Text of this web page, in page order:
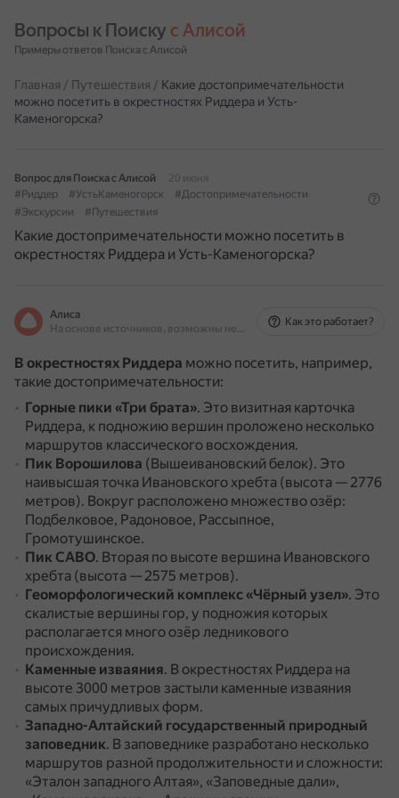
Вопросы к Поиску с Алисой
Примеры ответов Поиска с Алисой
Главная / Путешествия / Какие достопримечательности
можно посетить в окрестностях Риддера и Усть-
Каменогорска?
Вопрос для Поиска с Алисой
20 июня
#Риддер
#УстьКаменогорск
#Достопримечательности
#Экскурсии
#Путешествия
Какие достопримечательности можно посетить в
окрестностях Риддера и Усть-Каменогорска?
Алиса
На основе источников, возможны неточности
Как это работает?
В окрестностях Риддера можно посетить, например,
такие достопримечательности:
Горные пики «Три брата». Это визитная карточка
Риддера, к подножию вершин проложено несколько
маршрутов классического восхождения.
Пик Ворошилова (Вышеивановский белок). Это
наивысшая точка Ивановского хребта (высота — 2776
метров). Вокруг расположено множество озёр:
Подбелковое, Радоновое, Рассыпное,
Громотушинское.
Пик САВО. Вторая по высоте вершина Ивановского
хребта (высота — 2575 метров).
Геоморфологический комплекс «Чёрный узел». Это
скалистые вершины гор, у подножия которых
располагается много озёр ледникового
происхождения.
Каменные изваяния. В окрестностях Риддера на
высоте 3000 метров застыли каменные изваяния
самых причудливых форм.
Западно-Алтайский государственный природный
заповедник. В заповеднике разработано несколько
маршрутов разной продолжительности и сложности:
«Эталон западного Алтая», «Заповедные дали»,